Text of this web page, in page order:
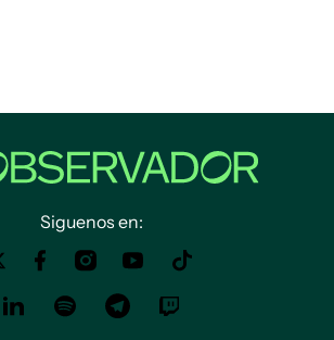
Siguenos en: